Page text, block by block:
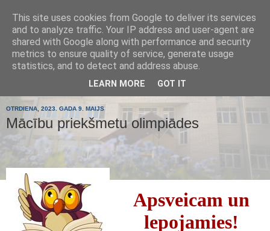
Tumes
pamatskola
OTRDIENA, 2023. GADA 9. MAIJS
Mācību priekšmetu olimpiādes
Apsveicam un
lepojamies!
This site uses cookies from Google to deliver its services
and to analyze traffic. Your IP address and user-agent are
shared with Google along with performance and security
metrics to ensure quality of service, generate usage
statistics, and to detect and address abuse.
LEARN MORE GOT IT